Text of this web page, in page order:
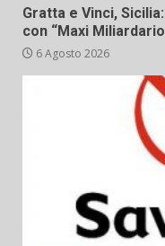
Gratta e Vinci,
con “Maxi
6 Agosto 2026